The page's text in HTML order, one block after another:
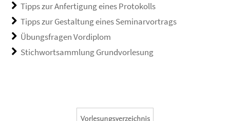
Tipps zur Anfertigung eines Protokolls
Tipps zur Gestaltung eines Seminarvortrags
Übungsfragen Vordiplom
Stichwortsammlung Grundvorlesung